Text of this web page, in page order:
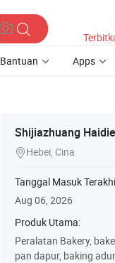
Bantuan Apps
Shijiazhuang
Hebei, Cina
Tanggal Masuk
Aug 06, 2026
Produk Utama:
Peralatan Bakery,
pan dapur, baking